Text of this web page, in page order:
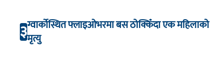
३ग्वार्कोस्थित फ्लाइओभरमा बस ठोक्किँदा एक महिलाको
मृत्यु